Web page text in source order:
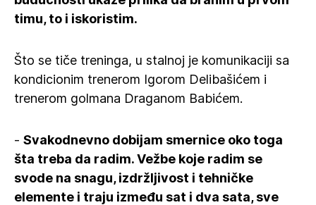
timu, to i iskoristim.
Što se tiče treninga, u stalnoj je komunikaciji sa
kondicionim trenerom Igorom Delibašićem i
trenerom golmana Draganom Babićem.
- Svakodnevno dobijam smernice oko toga
šta treba da radim. Vežbe koje radim se
svode na snagu, izdržljivost i tehničke
elemente i traju između sat i dva sata, sve